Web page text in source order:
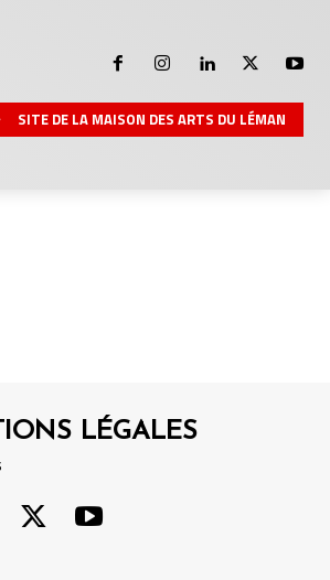
SITE DE LA MAISON DES ARTS DU LÉMAN
LÉGALES